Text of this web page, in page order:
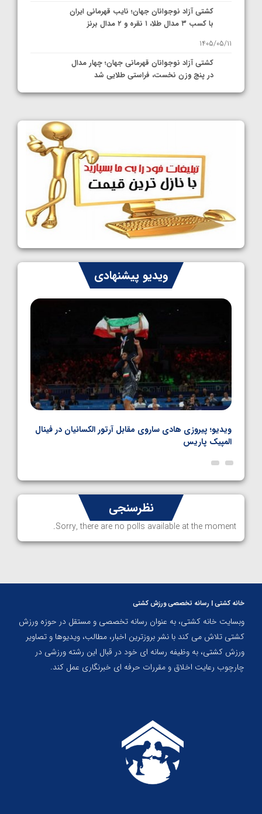
کشتی آزاد نوجوانان جهان؛ نایب قهرمانی ایران
با کسب ۳ مدال طلا، ۱ نقره و ۲ مدال برنز
1405/05/11
کشتی آزاد نوجوانان قهرمانی جهان؛ چهار مدال
در پنج وزن نخست، فراستی طلایی شد
1405/05/11
کشتی آزاد نوجوانان جهان؛ رقبای نمایندگان
ایران مشخص شدند
1405/05/08
کشتی فرنگی نوجوانان جهان؛ سکوی تیمی
سوم برای ایران
1405/05/07
ایران چشم به راه چهار مدال در پنج وزن دوم
کشتی فرنگی نوجوانان جهان
1405/05/06
ویدیو پیشنهادی
ویدیو؛ پیروزی هادی ساروی مقابل آرتور الکسانیان در فینال
المپیک پاریس
نظرسنجی
Sorry, there are no polls available at the moment.
خانه کشتی | رسانه تخصصی ورزش کشتی
وبسایت خانه کشتی، به عنوان رسانه تخصصی و مستقل در حوزه ورزش
کشتی تلاش می کند با نشر بروزترین اخبار، مطالب، ویدیوها و تصاویر
ورزش کشتی، به وظیفه رسانه ای خود در قبال این رشته ورزشی در
چارچوب رعایت اخلاق و مقررات حرفه ای خبرنگاری عمل کند.